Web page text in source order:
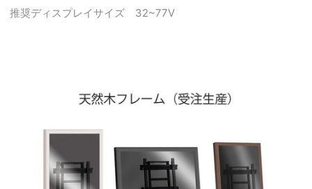
推奨ディスプレイサイズ 32~77V